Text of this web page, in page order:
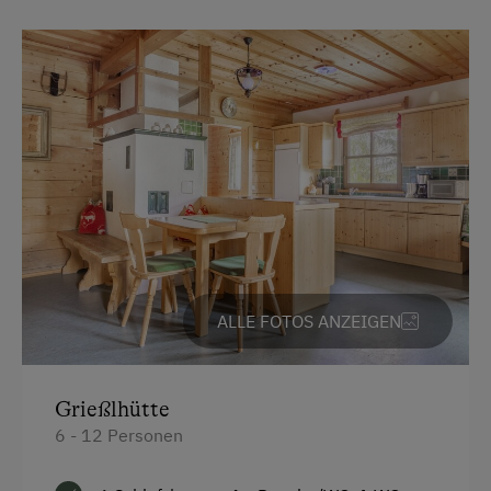
E-Herd
Geschirr vorhanden
Holzofen
Kachelofen
Geschirrspüler
Zentralheizung
Zusätzliche Ausstattungsmerkmale
Aktivurlaub
Badeurlaub
ALLE FOTOS ANZEIGEN
Grießlhütte
6 - 12 Personen